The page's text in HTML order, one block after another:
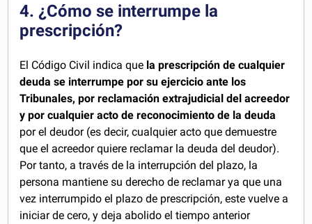
4. ¿Cómo se interrumpe la
prescripción?
El Código Civil indica que la prescripción de cualquier
deuda se interrumpe por su ejercicio ante los
Tribunales, por reclamación extrajudicial del acreedor
y por cualquier acto de reconocimiento de la deuda
por el deudor (es decir, cualquier acto que demuestre
que el acreedor quiere reclamar la deuda del deudor).
Por tanto, a través de la interrupción del plazo, la
persona mantiene su derecho de reclamar ya que una
vez interrumpido el plazo de prescripción, este vuelve a
iniciar de cero, y deja abolido el tiempo anterior